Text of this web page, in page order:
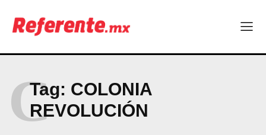
Seguridad y responsabilidad, en el centro del debate político
Company
ABOUT
CONTACT
Tag: COLONIA
REVOLUCIÓN
C